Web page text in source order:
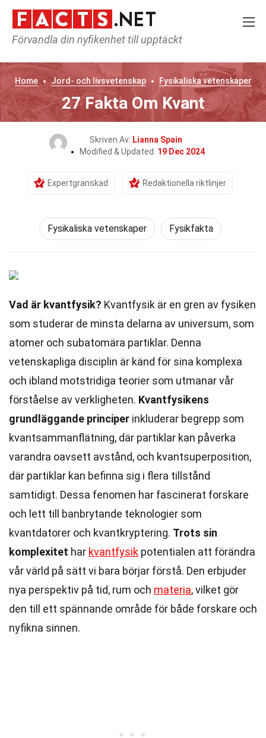
Förvandla din nyfikenhet till upptäckt
Home Jord- och livsvetenskap Fysikaliska vetenskaper
27 Fakta Om Kvant
Skriven Av: Lianna Spain
Modified & Updated: 19 Dec 2024
Expertgranskad Redaktionella riktlinjer
Fysikaliska vetenskaper Fysikfakta
Vad är kvantfysik? Kvantfysik är en gren av fysiken
som studerar de minsta delarna av universum, som
atomer och subatomära partiklar. Denna
vetenskapliga disciplin är känd för sina komplexa
och ibland motstridiga teorier som utmanar vår
förståelse av verkligheten. Kvantfysikens
grundläggande principer inkluderar begrepp som
kvantsammanflätning, där partiklar kan påverka
varandra oavsett avstånd, och kvantsuperposition,
där partiklar kan befinna sig i flera tillstånd
samtidigt. Dessa fenomen har fascinerat forskare
och lett till banbrytande teknologier som
kvantdatorer och kvantkryptering. Trots sin
komplexitet har kvantfysik potentialen att förändra
vår värld på sätt vi bara börjar förstå. Den erbjuder
nya perspektiv på tid, rum och materia, vilket gör
den till ett spännande område för både forskare och
nyfikna sinnen.